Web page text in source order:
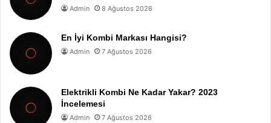
Admin 8 Ağustos 2026
En İyi Kombi Markası Hangisi?
Admin 7 Ağustos 2026
Elektrikli Kombi Ne Kadar Yakar? 2023
İncelemesi
Admin 7 Ağustos 2026